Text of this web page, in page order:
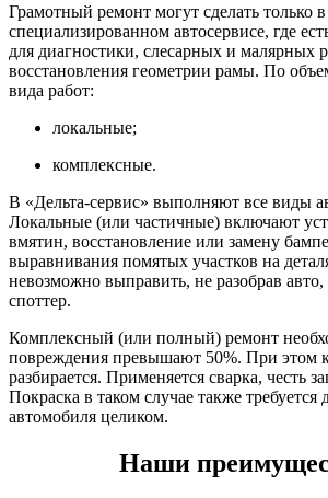
Грамотный ремонт могут сделать только в
специализированном автосервисе, где
для диагностики, слесарных и малярных
восстановления геометрии рамы. По
вида работ:
локальные;
комплексные.
В «Дельта-сервис» выполняют все виды
Локальные (или частичные) включают
вмятин, восстановление или замену
выравнивания помятых участков на
невозможно выправить, не разобрав авто,
споттер.
Комплексный (или полный) ремонт
повреждения превышают 50%. При этом
разбирается. Применяется сварка, честь
Покраска в таком случае также требуется
автомобиля целиком.
Наши